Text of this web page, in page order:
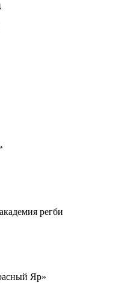
регби
Яр»